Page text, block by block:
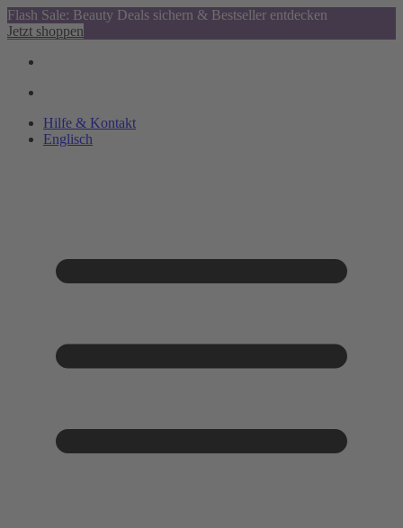
Flash Sale: Beauty Deals sichern & Bestseller entdecken
Jetzt shoppen
Hilfe & Kontakt
Englisch